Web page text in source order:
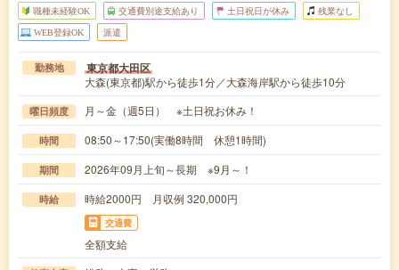
職種未経験OK 交通費別途支給あり 土日祝日が休み 残業なし
WEB登録OK 派遣
勤務地 東京都大田区
大森(東京都)駅から徒歩1分／大森海岸駅から徒歩10分
曜日頻度 月～金（週5日） ※土日祝お休み！
時間 08:50～17:50(実働8時間 休憩1時間)
期間 2026年09月上旬～長期 ※9月～！
時給 時給2000円 月収例 320,000円
交通費
全額支給